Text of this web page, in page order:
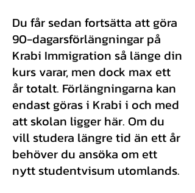
Du får sedan fortsätta att göra
90-dagarsförlängningar på
Krabi Immigration så länge din
kurs varar, men dock max ett
år totalt. Förlängningarna kan
endast göras i Krabi i och med
att skolan ligger här. Om du
vill studera längre tid än ett år
behöver du ansöka om ett
nytt studentvisum utomlands.